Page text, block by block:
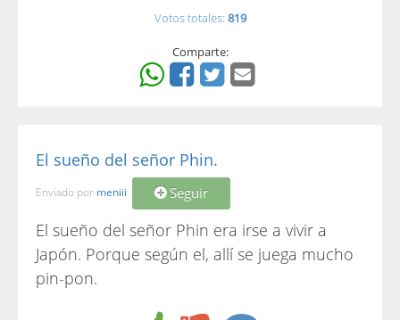
Votos totales: 819
Comparte:
El sueño del señor Phin.
Enviado por meniii Seguir
El sueño del señor Phin era irse a vivir a
Japón. Porque según el, allí se juega mucho
pin-pon.